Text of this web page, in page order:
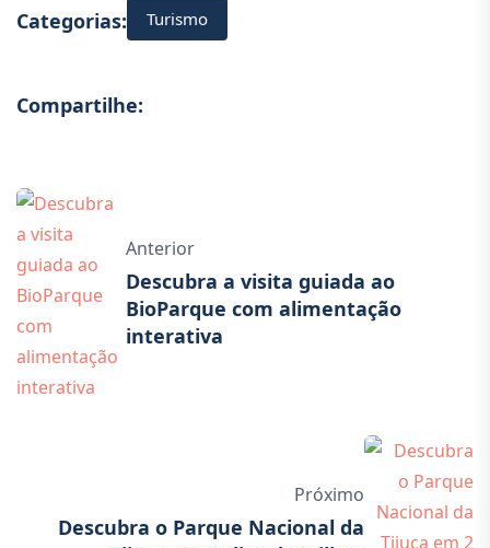
Categorias: Turismo
Compartilhe:
Anterior
Descubra a visita guiada ao
BioParque com alimentação
interativa
Próximo
Descubra o Parque Nacional da